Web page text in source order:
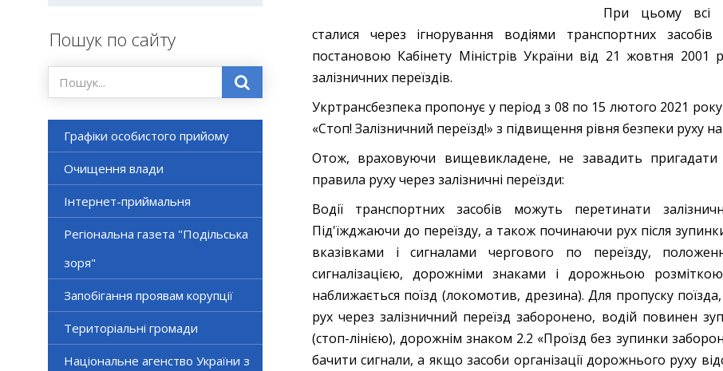
Пошук по сайту
Графіки особистого прийому
Очищення влади
Інтернет-приймальня
Регіональна газета "Подільська
зоря"
Запобігання проявам корупції
Територіальні громади
Національне агенство України з
При цьому всі
сталися через ігнорування водіями транспортних
постановою Кабінету Міністрів України від 21 жовтня
залізничних переїздів.
Укртрансбезпека пропонує у період з 08 по 15 лютого 2021
«Стоп! Залізничний переїзд!» з підвищення рівня безпеки руху
Отож, враховуючи вищевикладене, не завадить пригадати
правила руху через залізничні переїзди:
Водії транспортних засобів можуть перетинати
Під'їжджаючи до переїзду, а також починаючи рух після
вказівками і сигналами чергового по переїзду,
сигналізацією, дорожніми знаками і дорожньою
наближається поїзд (локомотив, дрезина). Для пропуску
рух через залізничний переїзд заборонено, водій повинен
(стоп-лінією), дорожнім знаком 2.2 «Проїзд без зупинки
бачити сигнали, а якщо засоби організації дорожнього руху